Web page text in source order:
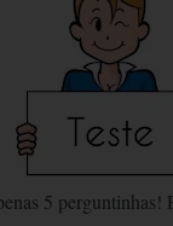
5 perguntinhas!